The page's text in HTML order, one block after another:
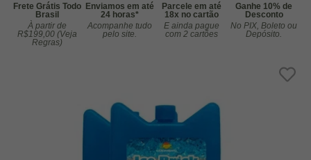
Frete Grátis Todo
Brasil
À partir de
R$199,00 (Veja
Regras)
Enviamos em até
24 horas*
Acompanhe tudo
pelo site.
Parcele em até
18x no cartão
E ainda pague
com 2 cartões
Ganhe 10% de
Desconto
No PIX, Boleto ou
Depósito.